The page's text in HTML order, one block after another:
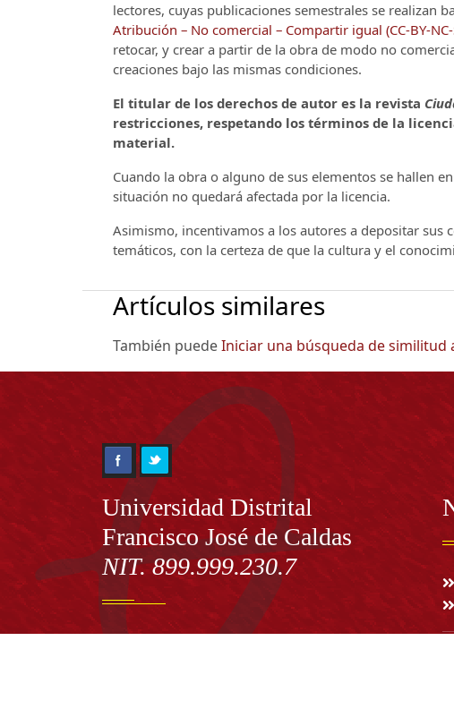
lectores, cuyas publicaciones semestrales se realizan
Atribución – No comercial – Compartir igual (CC-BY-
retocar, y crear a partir de la obra de modo no
creaciones bajo las mismas condiciones.
El titular de los derechos de autor es la revista
restricciones, respetando los términos de la
material.
Cuando la obra o alguno de sus elementos se hallen
situación no quedará afectada por la licencia.
Asimismo, incentivamos a los autores a depositar
temáticos, con la certeza de que la cultura y el
Artículos similares
También puedeIniciar una búsqueda de similitud
Información
Universidad Distrital
Francisco José de Caldas
NIT. 899.999.230.7